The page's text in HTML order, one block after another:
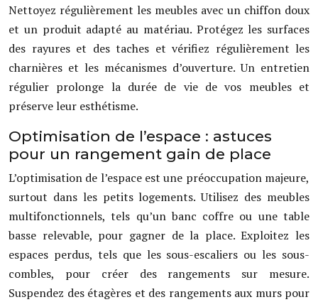
Nettoyez régulièrement les meubles avec un chiffon doux
et un produit adapté au matériau. Protégez les surfaces
des rayures et des taches et vérifiez régulièrement les
charnières et les mécanismes d’ouverture. Un entretien
régulier prolonge la durée de vie de vos meubles et
préserve leur esthétisme.
Optimisation de l’espace : astuces
pour un rangement gain de place
L’optimisation de l’espace est une préoccupation majeure,
surtout dans les petits logements. Utilisez des meubles
multifonctionnels, tels qu’un banc coffre ou une table
basse relevable, pour gagner de la place. Exploitez les
espaces perdus, tels que les sous-escaliers ou les sous-
combles, pour créer des rangements sur mesure.
Suspendez des étagères et des rangements aux murs pour